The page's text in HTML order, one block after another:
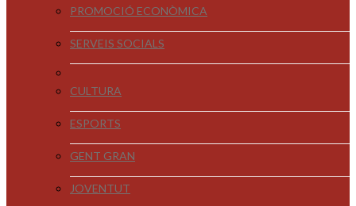
PROMOCIÓ ECONÒMICA
SERVEIS SOCIALS
CULTURA
ESPORTS
GENT GRAN
JOVENTUT